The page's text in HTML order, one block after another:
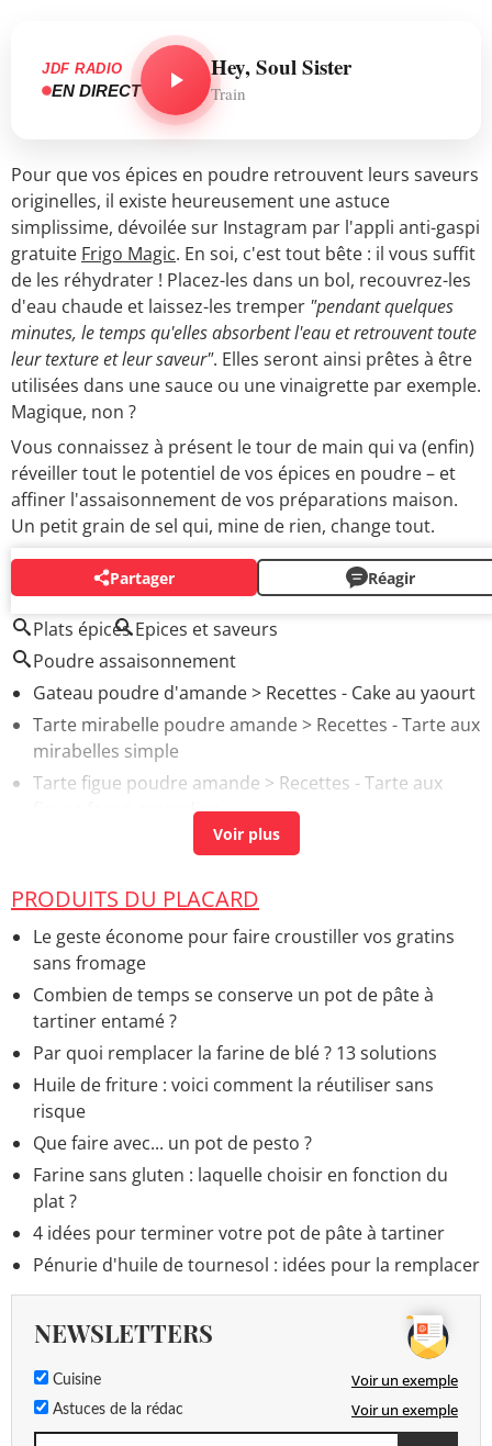
JDF RADIO
EN DIRECT
Hey, Soul Sister
Train
Pour que vos épices en poudre retrouvent leurs saveurs
originelles, il existe heureusement une astuce
simplissime, dévoilée sur Instagram par l'appli anti-gaspi
gratuite Frigo Magic. En soi, c'est tout bête : il vous suffit
de les réhydrater ! Placez-les dans un bol, recouvrez-les
d'eau chaude et laissez-les tremper "pendant quelques
minutes, le temps qu'elles absorbent l'eau et retrouvent toute
leur texture et leur saveur". Elles seront ainsi prêtes à être
utilisées dans une sauce ou une vinaigrette par exemple.
Magique, non ?
Vous connaissez à présent le tour de main qui va (enfin)
réveiller tout le potentiel de vos épices en poudre – et
affiner l'assaisonnement de vos préparations maison.
Un petit grain de sel qui, mine de rien, change tout.
Partager Réagir
AUTOUR DU MÊME SUJET
Plats épicés Epices et saveurs
Poudre assaisonnement
Gateau poudre d'amande> Recettes - Cake au yaourt
Tarte mirabelle poudre amande> Recettes - Tarte aux
mirabelles simple
Tarte figue poudre amande > Recettes - Tarte aux
figues façon amandine
Epices couscous recette> Accueil - Autres astuces
PRODUITS DU PLACARD
Le geste économe pour faire croustiller vos gratins
sans fromage
Combien de temps se conserve un pot de pâte à
tartiner entamé ?
Par quoi remplacer la farine de blé ? 13 solutions
Huile de friture : voici comment la réutiliser sans
risque
Que faire avec... un pot de pesto ?
Farine sans gluten : laquelle choisir en fonction du
plat ?
4 idées pour terminer votre pot de pâte à tartiner
Pénurie d'huile de tournesol : idées pour la remplacer
NEWSLETTERS
Cuisine Voir un exemple
Astuces de la rédac Voir un exemple